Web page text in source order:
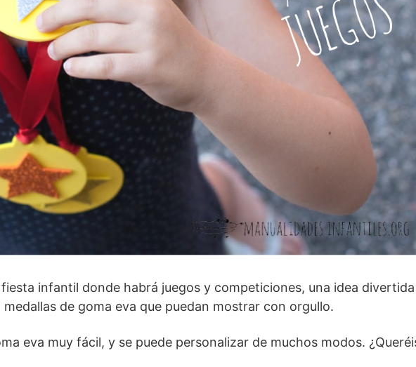
infantil donde habrá juegos y competiciones, una idea divertida
de goma eva que puedan mostrar con orgullo.
eva muy fácil, y se puede personalizar de muchos modos.